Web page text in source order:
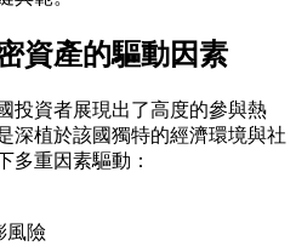
資產的驅動因素
投資者展現出了高度的參與熱
深植於該國獨特的經濟環境與社
多重因素驅動：
風險